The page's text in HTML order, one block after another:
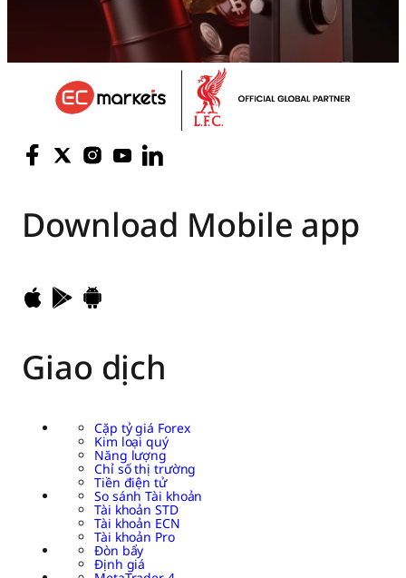
Download Mobile app
Giao dịch
Cặp tỷ giá Forex
Kim loại quý
Năng lượng
Chỉ số thị trường
Tiền điện tử
So sánh Tài khoản
Tài khoản STD
Tài khoản ECN
Tài khoản Pro
Đòn bẩy
Định giá